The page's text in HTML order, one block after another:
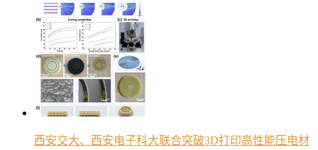
西安交大、西安电子科大联合突破3D打印高性能压电材